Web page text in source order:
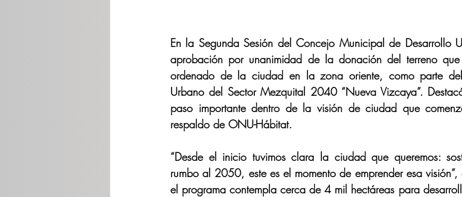
En la Segunda Sesión del Concejo Municipal de Desarrollo
aprobación por unanimidad de la donación del terreno que
ordenado de la ciudad en la zona oriente, como parte
Urbano del Sector Mezquital 2040 “Nueva Vizcaya”.
paso importante dentro de la visión de ciudad que
respaldo de ONU-Hábitat.
“Desde el inicio tuvimos clara la ciudad que queremos:
rumbo al 2050, este es el momento de emprender esa
el programa contempla cerca de 4 mil hectáreas para